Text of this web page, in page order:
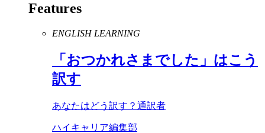
Features
ENGLISH LEARNING
「おつかれさまでした」はこう
訳す
あなたはどう訳す？通訳者
ハイキャリア編集部